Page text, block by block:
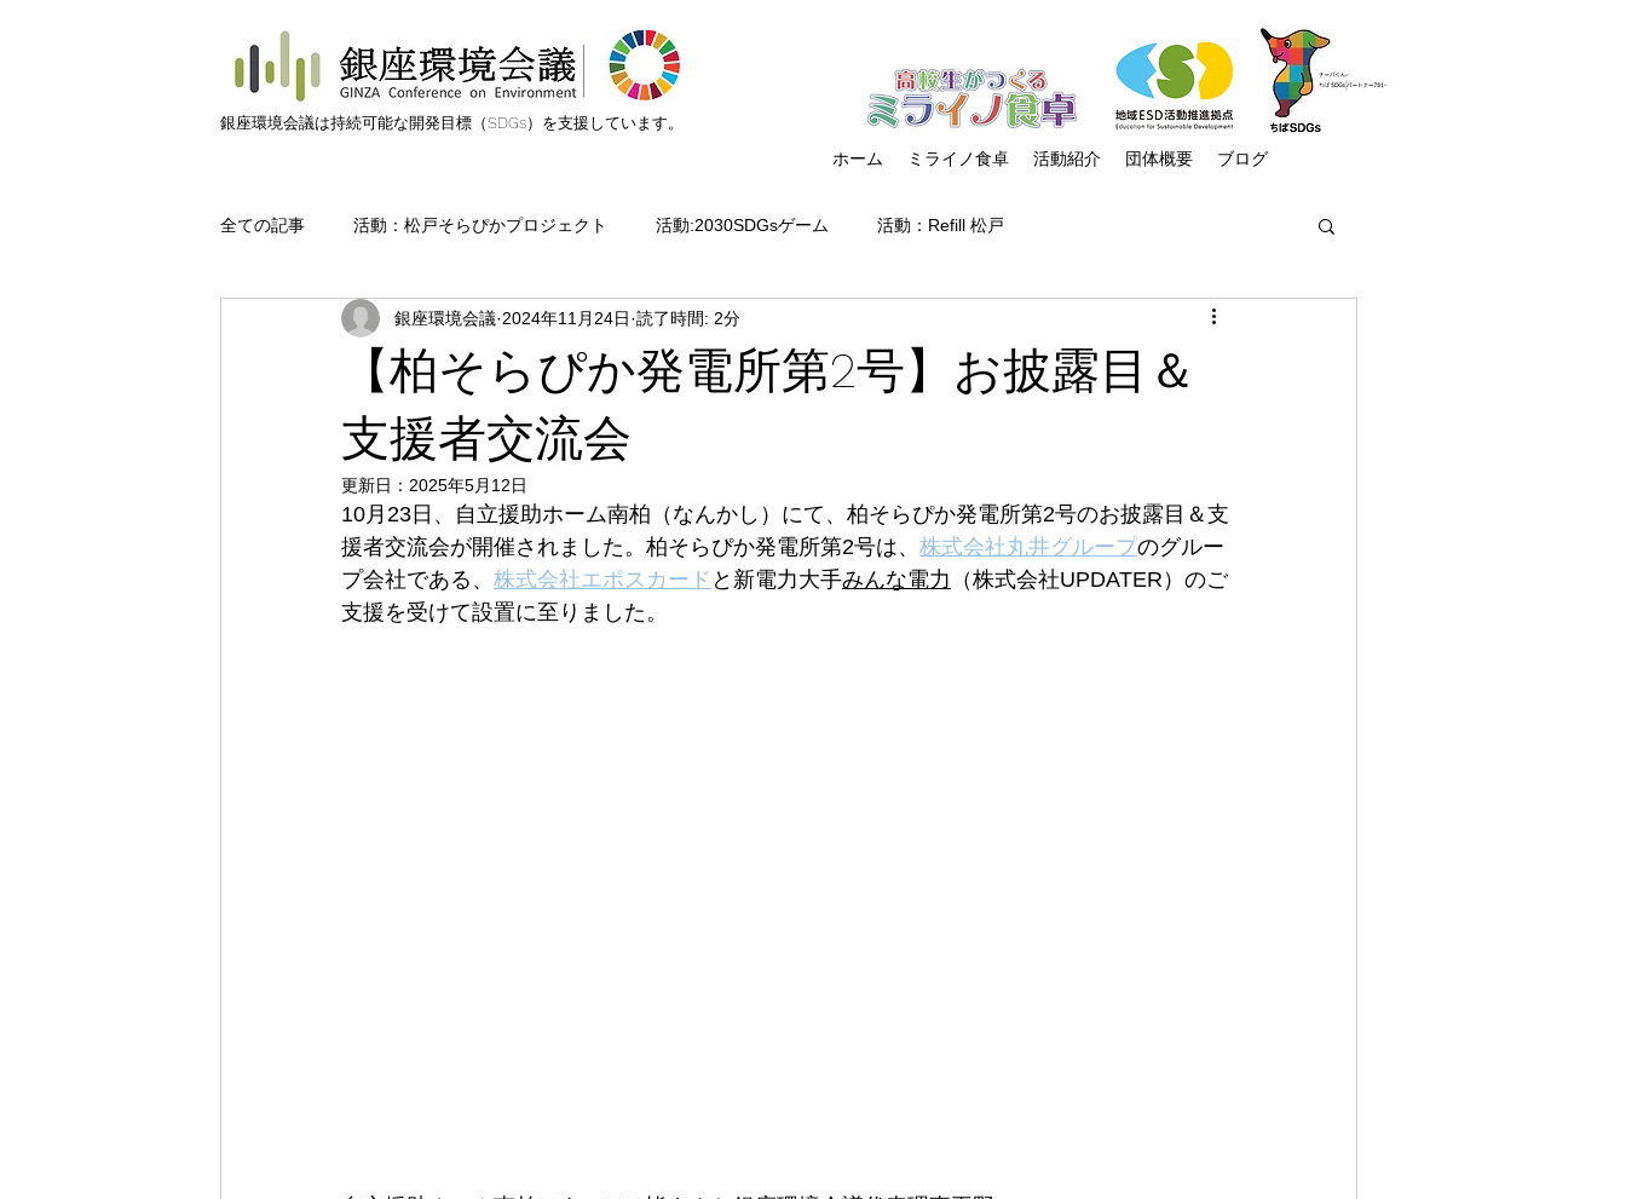
​銀座環境会議は持続可能な開発目標（SDGs）を支援しています。
ホーム ミライノ食卓 活動紹介 団体概要 ブログ
全ての記事 活動：松戸そらぴかプロジェクト 活動:2030SDGsゲーム 活動：Refill 松戸
活動：松戸みんなのみどりプロジェクト 高校生がつくるミライノ食卓 活動:再生可能エネルギー
活動:海ごみ 活動:ごみゼロ 活動:イベント
日常の中の環境活動 用語解説 活動：ボランティア受け入れ メディア掲載 省エネお助け隊 気候市民会議
【柏そらぴか発電所第2号】お披露目＆
支援者交流会
銀座環境会議 2024年11月24日 読了時間: 2分
更新日： 2025年5月12日
10月23日、自立援助ホーム南柏（なんかし）にて、柏そらぴか発電所第2号のお披露目＆支
援者交流会が開催されました。柏そらぴか発電所第2号は、 株式会社丸井グループのグルー
プ会社である、 株式会社エポスカード と新電力大手みんな電力 （株式会社UPDATER）のご
支援を受けて設置に至りました。